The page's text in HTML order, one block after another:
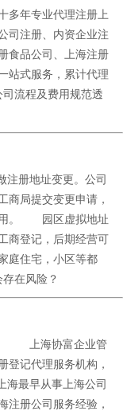
多年专业代理注册上
司注册、内资企业注
食品公司、上海注册
站式服务，累计代理
流程及费用规范透
注册地址变更。公司
商局提交变更申请，
用。 园区虚拟地址
商登记，后期经营可
庭住宅，小区等都
在风险？
。 上海协富企业管
登记代理服务机构，
海最早从事上海公司
注册公司服务经验，